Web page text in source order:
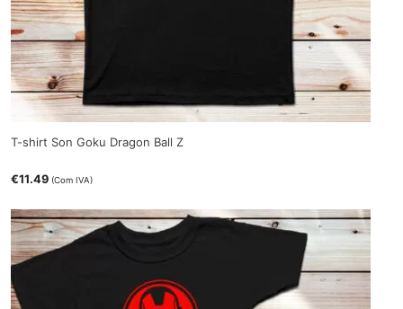
T-shirt Son Goku Dragon Ball Z
€11.49 (Com IVA)